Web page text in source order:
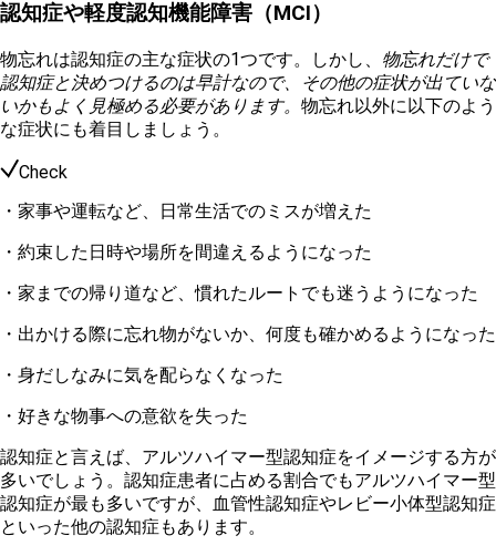
認知症や軽度認知機能障害（MCI）
物忘れは認知症の主な症状の1つです。しかし、 物忘れだけで
認知症と決めつけるのは早計なので、その他の症状が出ていな
いかもよく見極める必要があります。 物忘れ以外に以下のよう
な症状にも着目しましょう。
Check
・家事や運転など、日常生活でのミスが増えた
・約束した日時や場所を間違えるようになった
・家までの帰り道など、慣れたルートでも迷うようになった
・出かける際に忘れ物がないか、何度も確かめるようになった
・身だしなみに気を配らなくなった
・好きな物事への意欲を失った
認知症と言えば、アルツハイマー型認知症をイメージする方が
多いでしょう。認知症患者に占める割合でもアルツハイマー型
認知症が最も多いですが、血管性認知症やレビー小体型認知症
といった他の認知症もあります。